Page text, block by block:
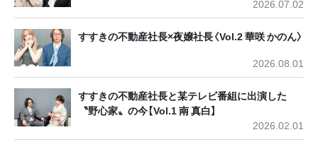
2026.07.02
すすきの不動産社長×夜嬢社長〈Vol.2 華咲 かのん〉
2026.08.01
すすきの不動産社長と某テレビ番組に出演した
〝野心家〟の今【Vol.1 南 真白】
2026.02.01